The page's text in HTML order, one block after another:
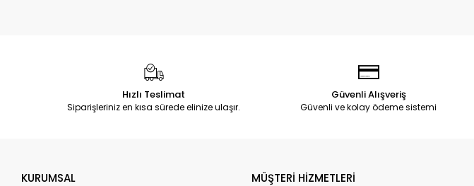
Hızlı Teslimat
Siparişleriniz en kısa sürede elinize ulaşır.
Güvenli Alışveriş
Güvenli ve kolay ödeme sistemi
KURUMSAL MÜŞTERİ HİZMETLERİ